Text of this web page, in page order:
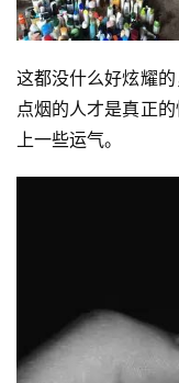
这都没什么好炫耀
点烟的人才是真正
上一些运气。